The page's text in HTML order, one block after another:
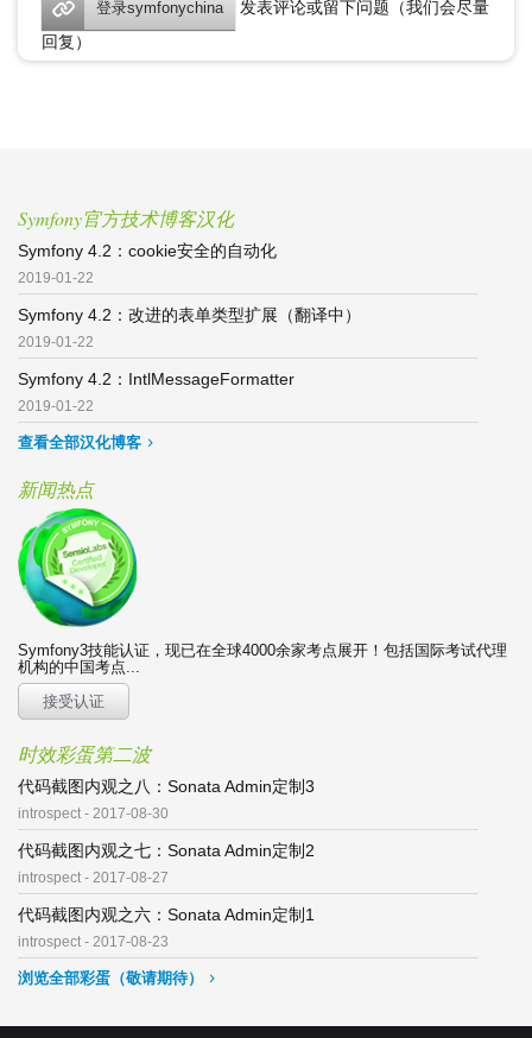
登录symfonychina
发表评论或留下问题（我们会尽量
回复）
Symfony官方技术博客汉化
Symfony 4.2：cookie安全的自动化
2019-01-22
Symfony 4.2：改进的表单类型扩展（翻译中）
2019-01-22
Symfony 4.2：IntlMessageFormatter
2019-01-22
查看全部汉化博客
新闻热点
Symfony3技能认证，现已在全球4000余家考点展开！包括国际考试代理
机构的中国考点...
接受认证
时效彩蛋第二波
代码截图内观之八：Sonata Admin定制3
introspect - 2017-08-30
代码截图内观之七：Sonata Admin定制2
introspect - 2017-08-27
代码截图内观之六：Sonata Admin定制1
introspect - 2017-08-23
浏览全部彩蛋（敬请期待）